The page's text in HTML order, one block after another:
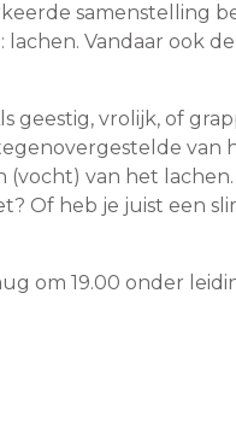
samenstelling
lachen. Vandaar ook
geestig, vrolijk, of
van
van het
Of heb je juist een
om 19.00 onder